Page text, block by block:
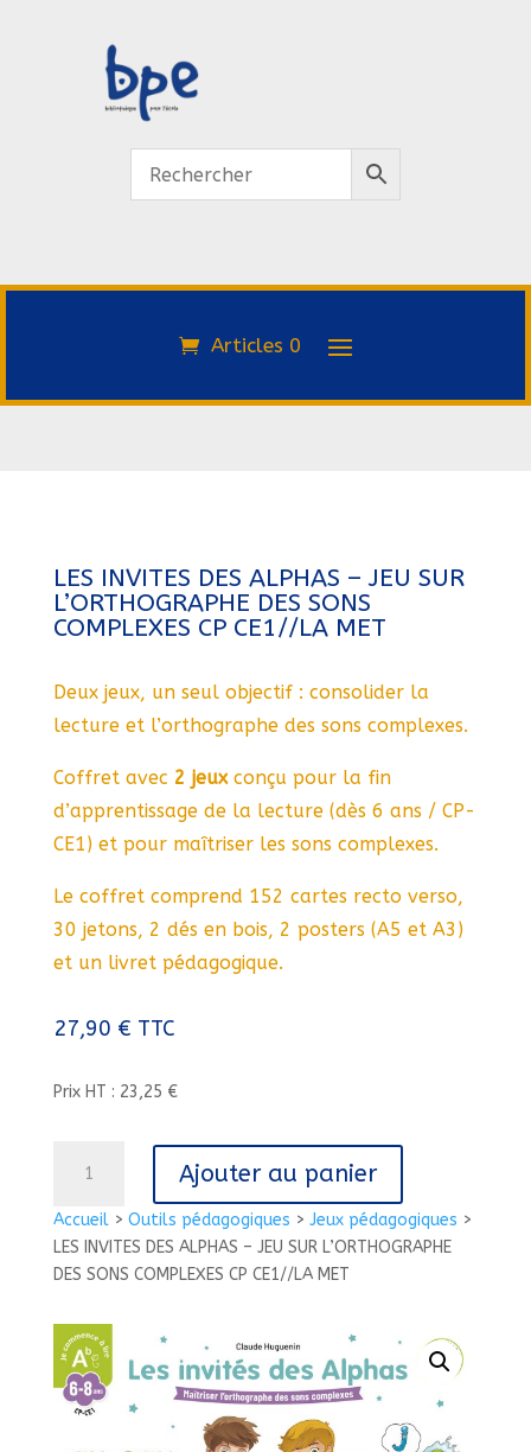
Articles 0
Accueil> Outils pédagogiques > Jeux pédagogiques >
LES INVITES DES ALPHAS – JEU SUR L’ORTHOGRAPHE
DES SONS COMPLEXES CP CE1//LA MET
LES INVITES DES ALPHAS – JEU SUR
L’ORTHOGRAPHE DES SONS
COMPLEXES CP CE1//LA MET
Deux jeux, un seul objectif : consolider la
lecture et l’orthographe des sons complexes.
Coffret avec 2 jeux conçu pour la fin
d’apprentissage de la lecture (dès 6 ans / CP-
CE1) et pour maîtriser les sons complexes.
Le coffret comprend 152 cartes recto verso,
30 jetons, 2 dés en bois, 2 posters (A5 et A3)
et un livret pédagogique.
27,90 € TTC
Prix HT : 23,25 €
LES
INVITES
DES
JEU
SUR
L'ORTHOGRAPHE
Ajouter au panier